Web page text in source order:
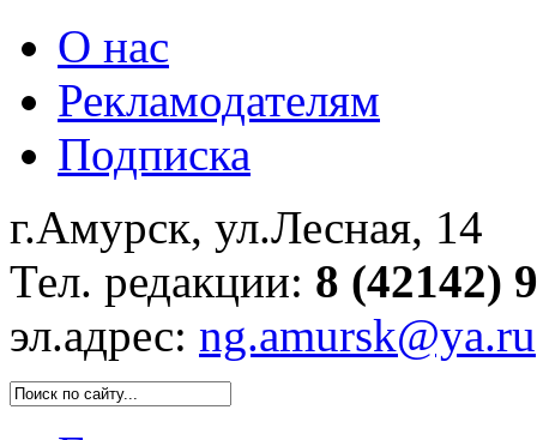
О нас
Рекламодателям
Подписка
г.Амурск, ул.Лесная, 14
Тел. редакции: 8 (42142)
эл.адрес: ng.amursk@ya.ru